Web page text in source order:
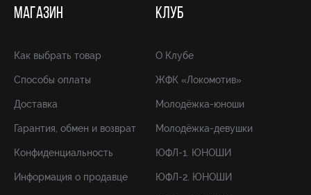
МАГАЗИН
Как выбрать товар
Способы оплаты
Доставка
Гарантия, обмен и возврат
Конфиденциальность
Информация о продавце
КЛУБ
О Клубе
ЖФК «Локомотив»
Молодёжка-юноши
Молодёжка-девушки
ЮФЛ-1. ЮНОШИ
ЮФЛ-2. ЮНОШИ